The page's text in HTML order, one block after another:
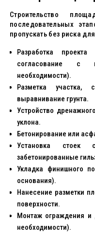
Строительство
последовательных
пропускать без риска
Разработка
согласование с
необходимости).
Разметка участка,
выравнивание грунта.
Устройство
уклона.
Бетонирование или
Установка
забетонированные
Укладка финишного
основания).
Нанесение разметки
поверхности.
Монтаж ограждения и
необходимости).